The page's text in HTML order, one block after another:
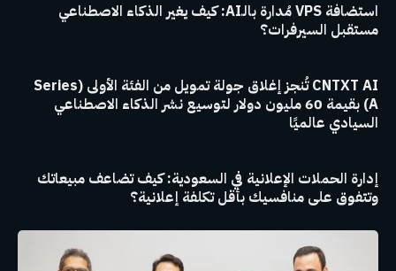
استضافة VPS مُدارة بالـAI: كيف يغير الذكاء الاصطناعي
مستقبل السيرفرات؟
CNTXT AI تُنجز إغلاق جولة تمويل من الفئة الأولى (Series
A) بقيمة 60 مليون دولار لتوسيع نشر الذكاء الاصطناعي
السيادي عالميًا
إدارة الحملات الإعلانية في السعودية: كيف تضاعف مبيعاتك
وتتفوق على منافسيك بأقل تكلفة إعلانية؟